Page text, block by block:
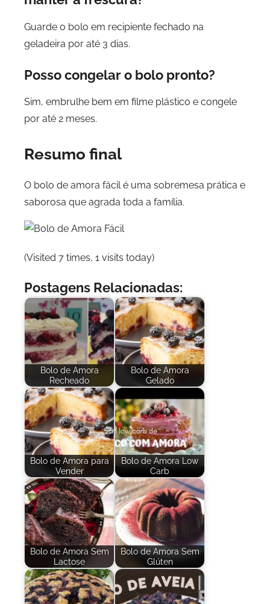
Guarde o bolo em recipiente fechado na
geladeira por até 3 dias.
Posso congelar o bolo pronto?
Sim, embrulhe bem em filme plástico e congele
por até 2 meses.
Resumo final
O bolo de amora fácil é uma sobremesa prática e
saborosa que agrada toda a família.
(Visited 7 times, 1 visits today)
Postagens Relacionadas:
Bolo de Amora
Recheado
Bolo de Amora
Gelado
Bolo de Amora para
Vender
Bolo de Amora Low
Carb
Bolo de Amora Sem
Lactose
Bolo de Amora Sem
Glúten